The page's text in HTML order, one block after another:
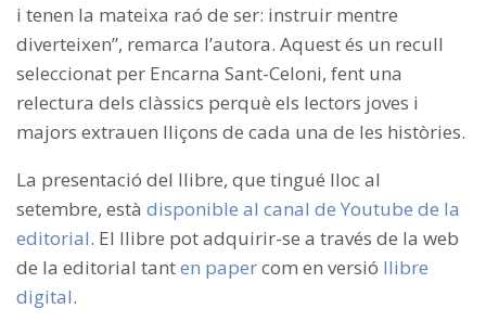
i tenen la mateixa raó de ser: instruir mentre
diverteixen”, remarca l’autora. Aquest és un recull
seleccionat per Encarna Sant-Celoni, fent una
relectura dels clàssics perquè els lectors joves i
majors extrauen lliçons de cada una de les històries.
La presentació del llibre, que tingué lloc al
setembre, està disponible al canal de Youtube de la
editorial. El llibre pot adquirir-se a través de la web
de la editorial tanten papercom en versió llibre
digital.